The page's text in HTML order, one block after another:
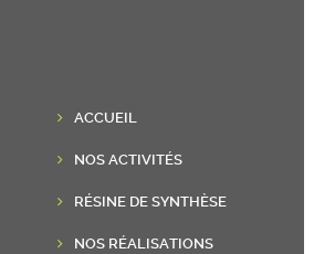
ACCUEIL
NOS ACTIVITÉS
RÉSINE DE SYNTHÈSE
NOS RÉALISATIONS